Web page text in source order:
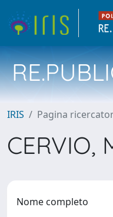
IRIS Pagina
CERVIO,
Nome completo